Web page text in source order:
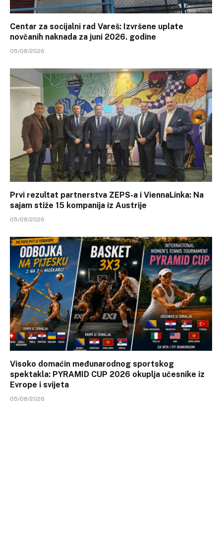
Centar za socijalni rad Vareš: Izvršene uplate
novčanih naknada za juni 2026. godine
05/08/2026
Prvi rezultat partnerstva ZEPS-a i ViennaLinka: Na
sajam stiže 15 kompanija iz Austrije
05/08/2026
Visoko domaćin međunarodnog sportskog
spektakla: PYRAMID CUP 2026 okuplja učesnike iz
Evrope i svijeta
05/08/2026